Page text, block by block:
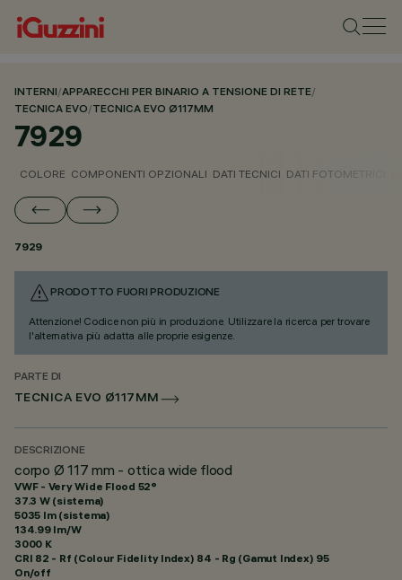
INTERNI/APPARECCHI PER BINARIO A TENSIONE DI RETE/
TECNICA EVO/TECNICA EVO Ø117MM
7929
COLORE COMPONENTI OPZIONALI DATI TECNICI DATI FOTOMETRICI
7929
PRODOTTO FUORI PRODUZIONE
Attenzione! Codice non più in produzione. Utilizzare la ricerca per trovare
l'alternativa più adatta alle proprie esigenze.
PARTE DI
TECNICA EVO Ø117MM
DESCRIZIONE
corpo Ø 117 mm - ottica wide flood
VWF - Very Wide Flood 52°
37.3 W (sistema)
5035 lm (sistema)
134.99 lm/W
3000 K
CRI 82 - Rf (Colour Fidelity Index) 84 - Rg (Gamut Index) 95
On/off